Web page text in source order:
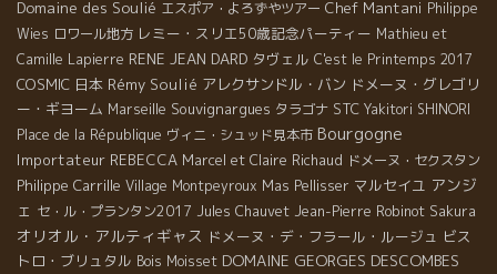
Domaine des Soulié エスポア・よろずやツアー Chef Mantani Philippe
Wies ロワール地方 レミー・スリエ50歳記念パーティー Mathieu et
Camille Lapierre RENE JEAN DARD タヴェル C'est le Printemps 2017
COSMIC 日本 Rémy Soulié アレクサンドル・バン ドメーヌ・グレゴリ
ー・ギヨーム Marseille Souvignargues タラゴナ STC Yakitori SHINORI
Place de la République ヴィニ・シュッド見本市 Bourgogne
Importateur REBECCA Marcel et Claire Richaud ドメーヌ・セクスタン
Philippe Carrille Village Montpeyroux Mas Pellisser マルセイユ アンジ
ェ セ・ル・プランタン2017 Jules Chauvet Jean-Pierre Robinot Sakura
オリオル・アルティギャス ドメーヌ・デ・フラール・ルージュ ビス
トロ・ブリュタル Bois Moisset DOMAINE GEORGES DESCOMBES